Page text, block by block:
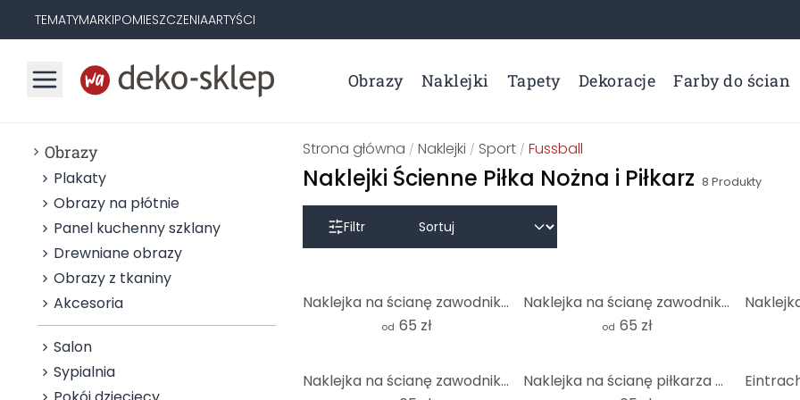
TEMATYMARKIPOMIESZCZENIAARTYŚCI
Obrazy Naklejki Tapety Dekoracje Farby do ścian
Obrazy
Plakaty
Obrazy na płótnie
Panel kuchenny szklany
Drewniane obrazy
Obrazy z tkaniny
Akcesoria
Salon
Sypialnia
Strona główna / Naklejki / Sport / Fussball
Naklejki Ścienne Piłka Nożna i Piłkarz 8 Produkty
Filtr
Naklejka na ścianę zawodnik FC Bayern Harry Kane 2025/26
od 65 zł
Naklejka na ścianę zawodnik FC Bayern Michael Olise 2025/26
od 65 zł
Naklejka na ścianę zawodnika FC Bayern Joshua Kimmich 2025/26 Naklejka na ścianę piłkarza FC Bayern Luisa Diaza 2025/26